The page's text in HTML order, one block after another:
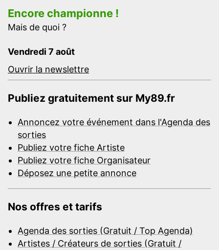
Encore championne !
Mais de quoi ?
Vendredi 7 août
Ouvrir la newslettre
Publiez gratuitement sur My89.fr
Annoncez votre événement dans l'Agenda des
sorties
Publiez votre fiche Artiste
Publiez votre fiche Organisateur
Déposez une petite annonce
Nos offres et tarifs
Agenda des sorties (Gratuit / Top Agenda)
Artistes / Créateurs de sorties (Gratuit /